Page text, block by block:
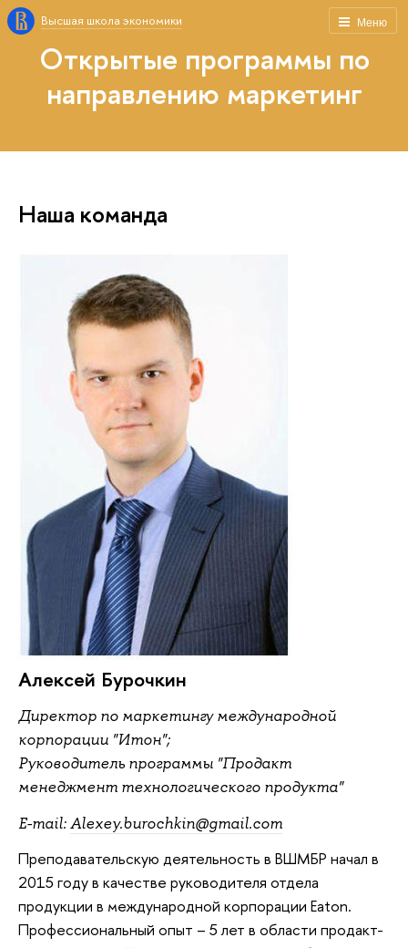
Меню
Высшая школа экономики
Открытые программы по
направлению маркетинг
Наша команда
Алексей Бурочкин
Директор по маркетингу международной
корпорации "Итон";
Руководитель программы "Продакт
менеджмент технологического продукта"
E-mail:Alexey.burochkin@gmail.com
Преподавательскую деятельность в ВШМБР начал в
2015 году в качестве руководителя отдела
продукции в международной корпорации Eaton.
Профессиональный опыт – 5 лет в области продакт-